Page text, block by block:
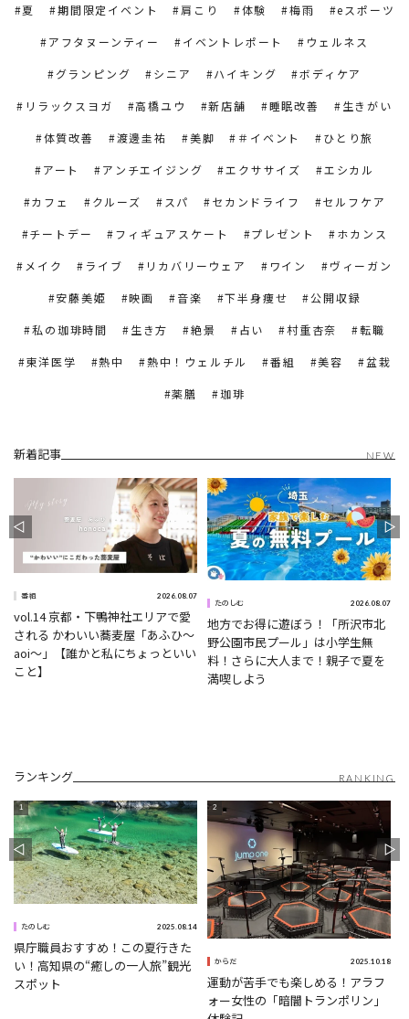
夏 期間限定イベント 肩こり 体験 梅雨 eスポーツ
アフタヌーンティー イベントレポート ウェルネス
グランピング シニア ハイキング ボディケア
リラックスヨガ 高橋ユウ 新店舗 睡眠改善 生きがい
体質改善 渡邊圭祐 美脚 ＃イベント ひとり旅
アート アンチエイジング エクササイズ エシカル
カフェ クルーズ スパ セカンドライフ セルフケア
チートデー フィギュアスケート プレゼント ホカンス
メイク ライブ リカバリーウェア ワイン ヴィーガン
安藤美姫 映画 音楽 下半身痩せ 公開収録
私の珈琲時間 生き方 絶景 占い 村重杏奈 転職
東洋医学 熱中 熱中！ウェルチル 番組 美容 盆栽
薬膳 珈琲
新着記事 NEW
番組 2026.08.07
vol.14 京都・下鴨神社エリアで愛
される かわいい蕎麦屋「あふひ〜
aoi〜」【誰かと私にちょっといい
こと】
たのしむ 2026.08.07
地方でお得に遊ぼう！「所沢市北
野公園市民プール」は小学生無
料！さらに大人まで！親子で夏を
満喫しよう
ランキング RANKING
たのしむ 2025.08.14
県庁職員おすすめ！この夏行きた
い！高知県の“癒しの一人旅”観光
スポット
からだ 2025.10.18
運動が苦手でも楽しめる！アラフ
ォー女性の「暗闇トランポリン」